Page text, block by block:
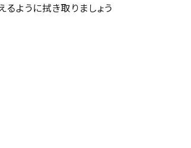
るように拭き取りましょう